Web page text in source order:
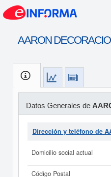
AARON
Datos Generales de
Dirección y teléfono de
Domicilio social actual
Código Postal